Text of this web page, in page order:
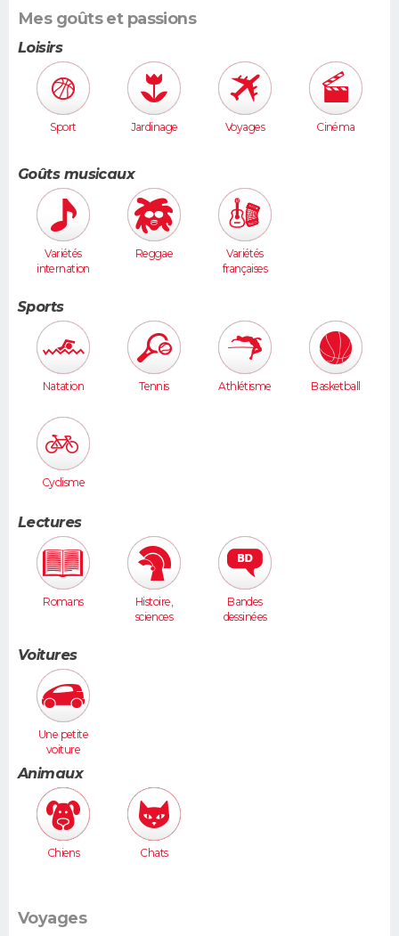
Mes goûts et passions
Loisirs
Sport Jardinage Voyages Cinéma
Goûts musicaux
Variétés
internation
Reggae
Variétés
françaises
Sports
Natation Tennis Athlétisme Basketball
Cyclisme
Lectures
Romans
Histoire,
sciences
Bandes
dessinées
Voitures
Une petite
voiture
Clio, 206...)
Animaux
Chiens Chats
Voyages